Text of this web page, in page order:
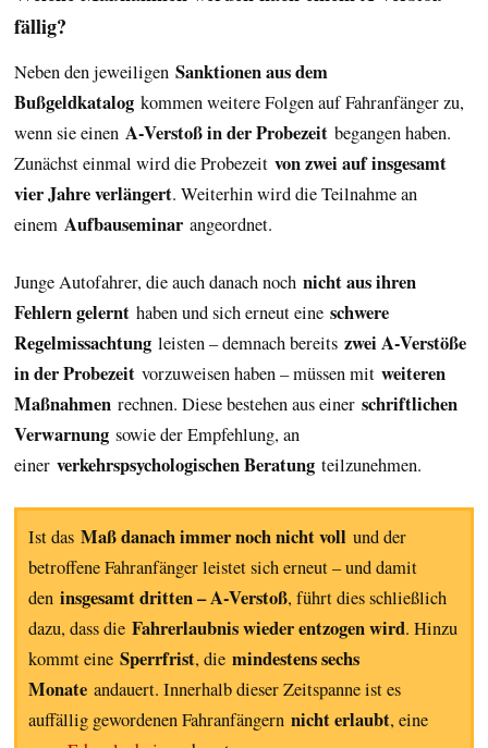
fällig?
Neben den jeweiligen Sanktionen aus dem
Bußgeldkatalog kommen weitere Folgen auf Fahranfänger zu,
wenn sie einen A-Verstoß in der Probezeit begangen haben.
Zunächst einmal wird die Probezeit von zwei auf insgesamt
vier Jahre verlängert. Weiterhin wird die Teilnahme an
einem Aufbauseminar angeordnet.
Junge Autofahrer, die auch danach noch nicht aus ihren
Fehlern gelernt haben und sich erneut eine schwere
Regelmissachtung leisten – demnach bereits zwei A-Verstöße
in der Probezeit vorzuweisen haben – müssen mit weiteren
Maßnahmen rechnen. Diese bestehen aus einer schriftlichen
Verwarnung sowie der Empfehlung, an
einer verkehrspsychologischen Beratung teilzunehmen.
Ist das Maß danach immer noch nicht voll und der
betroffene Fahranfänger leistet sich erneut – und damit
den insgesamt dritten – A-Verstoß, führt dies schließlich
dazu, dass die Fahrerlaubnis wieder entzogen wird. Hinzu
kommt eine Sperrfrist, die mindestens sechs
Monate andauert. Innerhalb dieser Zeitspanne ist es
auffällig gewordenen Fahranfängern nicht erlaubt, eine